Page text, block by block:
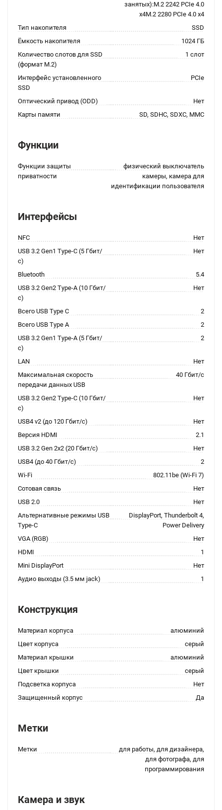
занятых):M.2 2242 PCIe 4.0
x4M.2 2280 PCIe 4.0 x4
Тип накопителя
SSD
Ёмкость накопителя
1024 ГБ
Количество слотов для SSD
(формат M.2)
1 слот
Интерфейс установленного
SSD
PCIe
Оптический привод (ODD)
Нет
Карты памяти
SD, SDHC, SDXC, MMC
Функции
Функции защиты
приватности
физический выключатель
камеры, камера для
идентификации пользователя
Интерфейсы
NFC
Нет
USB 3.2 Gen1 Type-C (5 Гбит/
с)
Нет
Bluetooth
5.4
USB 3.2 Gen2 Type-A (10 Гбит/
с)
Нет
Всего USB Type C
2
Всего USB Type A
2
USB 3.2 Gen1 Type-A (5 Гбит/
с)
2
LAN
Нет
Максимальная скорость
передачи данных USB
40 Гбит/с
USB 3.2 Gen2 Type-C (10 Гбит/
с)
Нет
USB4 v2 (до 120 Гбит/с)
Нет
Версия HDMI
2.1
USB 3.2 Gen 2x2 (20 Гбит/с)
Нет
USB4 (до 40 Гбит/с)
2
Wi-Fi
802.11be (Wi-Fi 7)
Сотовая связь
Нет
USB 2.0
Нет
Альтернативные режимы USB
Type-C
DisplayPort, Thunderbolt 4,
Power Delivery
VGA (RGB)
Нет
HDMI
1
Mini DisplayPort
Нет
Аудио выходы (3.5 мм jack)
1
Конструкция
Материал корпуса
алюминий
Цвет корпуса
серый
Материал крышки
алюминий
Цвет крышки
серый
Подсветка корпуса
Нет
Защищенный корпус
Да
Метки
Метки
для работы, для дизайнера,
для фотографа, для
программирования
Камера и звук